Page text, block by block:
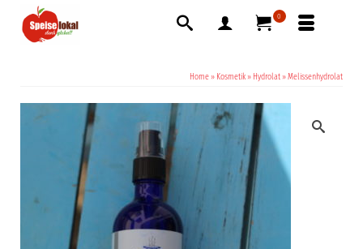
0
Home » Kosmetik » Hydrolat »Melissenhydrolat